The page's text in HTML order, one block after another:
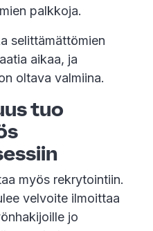
palkkoja.
selittämättömien
aikaa, ja
oltava valmiina.
tuo
myös rekrytointiin.
velvoite ilmoittaa
jo